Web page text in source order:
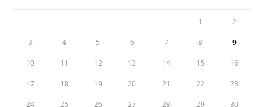
1 2
3 4 5 6 7 8 9
10 11 12 13 14 15 16
17 18 19 20 21 22 23
24 25 26 27 28 29 30